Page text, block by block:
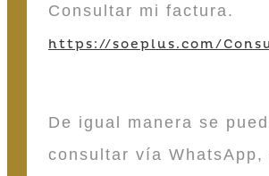
Consultar mi factura.
https://soeplus.com/
De igual manera se
consultar vía WhatsApp,